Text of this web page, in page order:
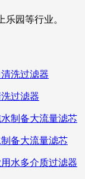
乐园等行业。
过滤器
备大流量滤芯